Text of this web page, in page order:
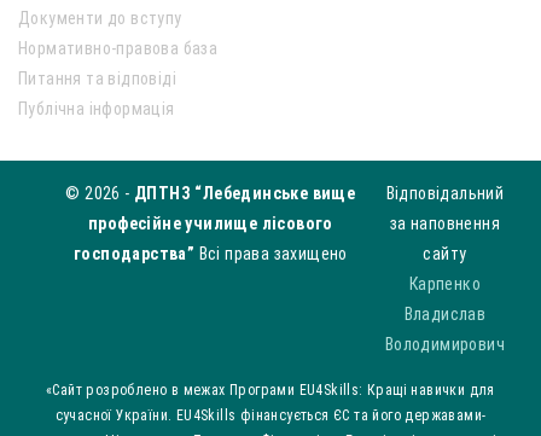
Документи до вступу
Нормативно-правова база
Питання та відповіді
Публічна інформація
© 2026 - ДПТНЗ “Лебединське вище
професійне училище лісового
господарства” Всі права захищено
Відповідальний
за наповнення
сайту
Карпенко
Владислав
Володимирович
«Сайт розроблено в межах Програми EU4Skills: Кращі навички для
сучасної України. EU4Skills фінансується ЄС та його державами-